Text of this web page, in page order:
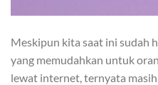
Meskipun kita saat ini sudah
yang memudahkan untuk
lewat internet, ternyata